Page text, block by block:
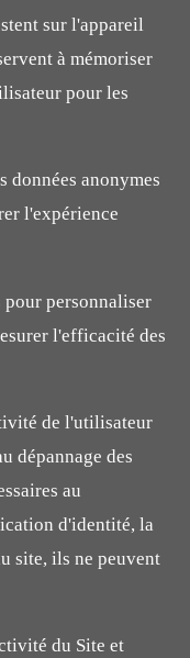
sur l'appareil
à mémoriser
pour les
données anonymes
l'expérience
personnaliser
l'efficacité des
de l'utilisateur
dépannage des
au
d'identité, la
site, ils ne peuvent
du Site et